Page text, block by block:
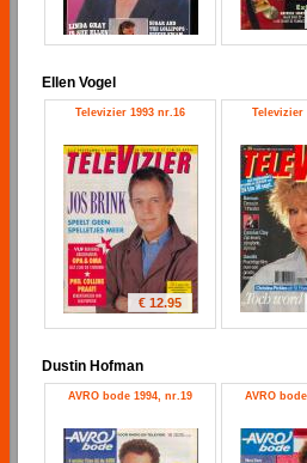
Ellen Vogel
Televizier 1993 nr.16
€ 12.95
Televizier
Dustin Hofman
AVRO bode 1994, nr.19 AVRO